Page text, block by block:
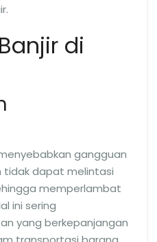
di
gangguan
tidak dapat melintasi
memperlambat
ini sering
yang berkepanjangan